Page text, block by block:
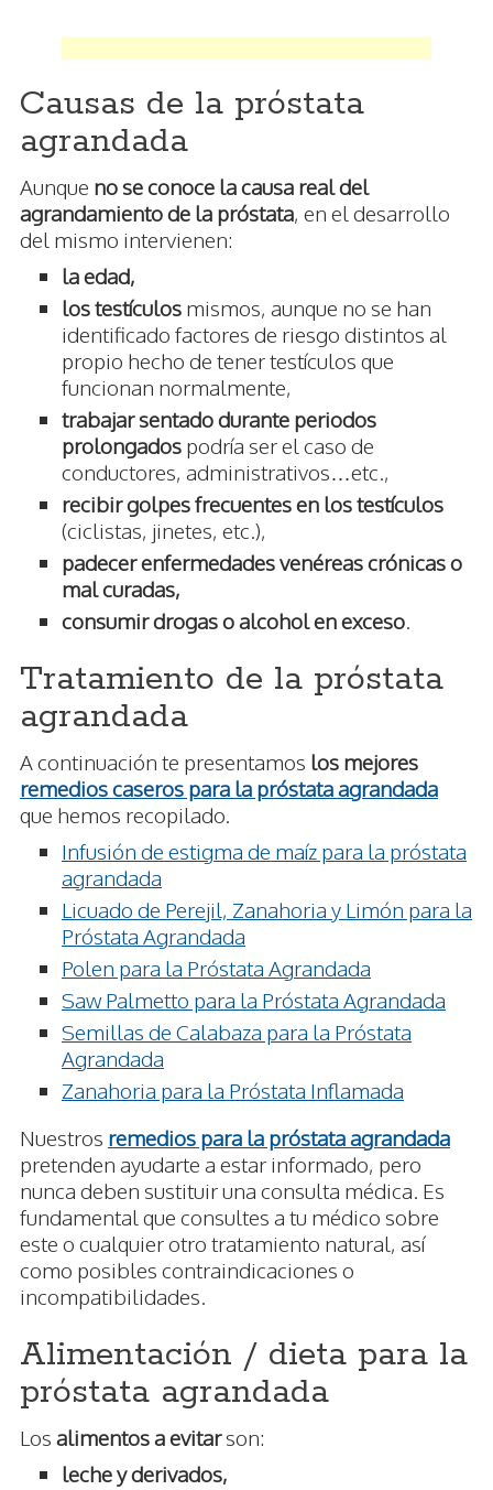
Causas de la próstata
agrandada
Aunque no se conoce la causa real del
agrandamiento de la próstata, en el desarrollo
del mismo intervienen:
la edad,
los testículos mismos, aunque no se han
identificado factores de riesgo distintos al
propio hecho de tener testículos que
funcionan normalmente,
trabajar sentado durante periodos
prolongados podría ser el caso de
conductores, administrativos…etc.,
recibir golpes frecuentes en los testículos
(ciclistas, jinetes, etc.),
padecer enfermedades venéreas crónicas o
mal curadas,
consumir drogas o alcohol en exceso
Tratamiento de la próstata
agrandada
A continuación te presentamos los mejores
remedios caseros para la próstata agrandada
que hemos recopilado.
Infusión de estigma de maíz para la próstata
agrandada
Licuado de Perejil, Zanahoria y Limón para la
Próstata Agrandada
Polen para la Próstata Agrandada
Saw Palmetto para la Próstata Agrandada
Semillas de Calabaza para la Próstata
Agrandada
Zanahoria para la Próstata Inflamada
Nuestros remedios para la próstata agrandada
pretenden ayudarte a estar informado, pero
nunca deben sustituir una consulta médica. Es
fundamental que consultes a tu médico sobre
este o cualquier otro tratamiento natural, así
como posibles contraindicaciones o
incompatibilidades.
Alimentación / dieta para la
próstata agrandada
Los alimentos a evitarson:
leche y derivados,